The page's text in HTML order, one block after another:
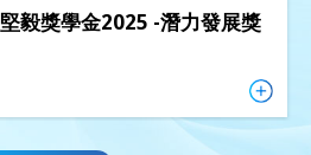
毅獎學金2025 -潛力發展獎